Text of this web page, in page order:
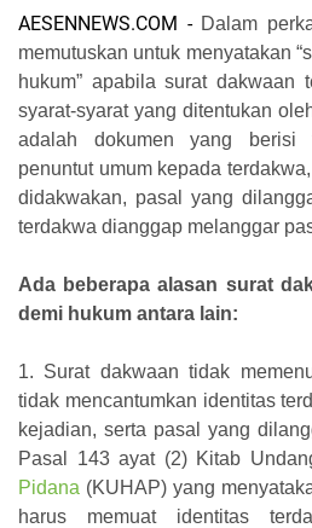
AESENNEWS.COM - Dalam
memutuskan untuk menyatakan
hukum” apabila surat dakwaan
syarat-syarat yang ditentukan
adalah dokumen yang berisi
penuntut umum kepada
didakwakan, pasal yang
terdakwa dianggap melanggar
Ada beberapa alasan surat
demi hukum antara lain:
1. Surat dakwaan tidak
tidak mencantumkan identitas
kejadian, serta pasal yang
Pasal 143 ayat (2) Kitab
Pidana (KUHAP) yang
harus memuat identitas